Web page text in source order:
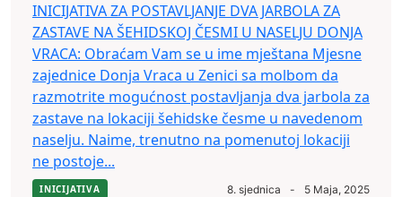
INICIJATIVA ZA POSTAVLJANJE DVA JARBOLA ZA
ZASTAVE NA ŠEHIDSKOJ ČESMI U NASELJU DONJA
VRACA: Obraćam Vam se u ime mještana Mjesne
zajednice Donja Vraca u Zenici sa molbom da
razmotrite mogućnost postavljanja dva jarbola za
zastave na lokaciji šehidske česme u navedenom
naselju. Naime, trenutno na pomenutoj lokaciji
ne postoje...
INICIJATIVA 8. sjednica - 5 Maja, 2025